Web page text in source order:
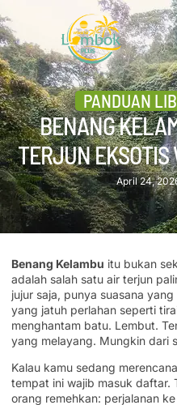
PANDUAN
BENANG
TERJUN
April 24,
Benang Kelambu itu bukan
adalah salah satu air terjun
jujur saja, punya suasana
yang jatuh perlahan seperti
menghantam batu. Lembut.
yang melayang. Mungkin dari
Kalau kamu sedang
tempat ini wajib masuk daftar.
orang remehkan: perjalanan